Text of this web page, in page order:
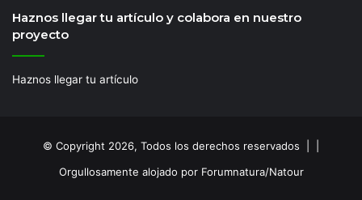
Haznos llegar tu artículo y colabora en nuestro
proyecto
Haznos llegar tu artículo
© Copyright 2026, Todos los derechos reservados | |
Orgullosamente alojado por Forumnatura/Natour